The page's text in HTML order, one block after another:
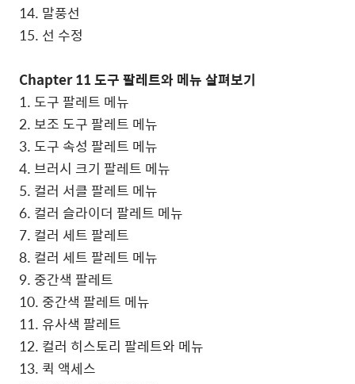
14. 말풍선
15. 선 수정
Chapter 11 도구 팔레트와 메뉴 살펴보기
1. 도구 팔레트 메뉴
2. 보조 도구 팔레트 메뉴
3. 도구 속성 팔레트 메뉴
4. 브러시 크기 팔레트 메뉴
5. 컬러 서클 팔레트 메뉴
6. 컬러 슬라이더 팔레트 메뉴
7. 컬러 세트 팔레트
8. 컬러 세트 팔레트 메뉴
9. 중간색 팔레트
10. 중간색 팔레트 메뉴
11. 유사색 팔레트
12. 컬러 히스토리 팔레트와 메뉴
13. 퀵 액세스